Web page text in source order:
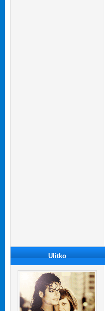
Ulitko